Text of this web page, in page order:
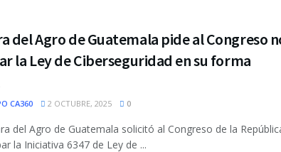
del Agro de Guatemala pide al Congreso
la Ley de Ciberseguridad en su forma
CA360 2 OCTUBRE, 2025 0
del Agro de Guatemala solicitó al Congreso de la
la Iniciativa 6347 de Ley de ...